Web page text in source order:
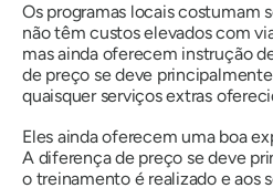
Os programas locais costumam
não têm custos elevados com
mas ainda oferecem instrução
de preço se deve
quaisquer serviços extras
Eles ainda oferecem uma boa
A diferença de preço se deve
o treinamento é realizado e aos